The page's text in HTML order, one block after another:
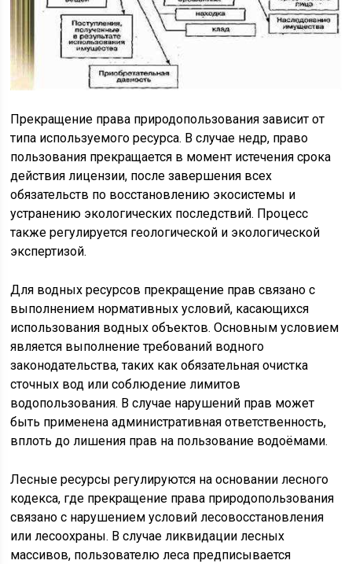
Прекращение права природопользования зависит от
типа используемого ресурса. В случае недр, право
пользования прекращается в момент истечения срока
действия лицензии, после завершения всех
обязательств по восстановлению экосистемы и
устранению экологических последствий. Процесс
также регулируется геологической и экологической
экспертизой.
Для водных ресурсов прекращение прав связано с
выполнением нормативных условий, касающихся
использования водных объектов. Основным условием
является выполнение требований водного
законодательства, таких как обязательная очистка
сточных вод или соблюдение лимитов
водопользования. В случае нарушений прав может
быть применена административная ответственность,
вплоть до лишения прав на пользование водоёмами.
Лесные ресурсы регулируются на основании лесного
кодекса, где прекращение права природопользования
связано с нарушением условий лесовосстановления
или лесоохраны. В случае ликвидации лесных
массивов, пользователю леса предписывается